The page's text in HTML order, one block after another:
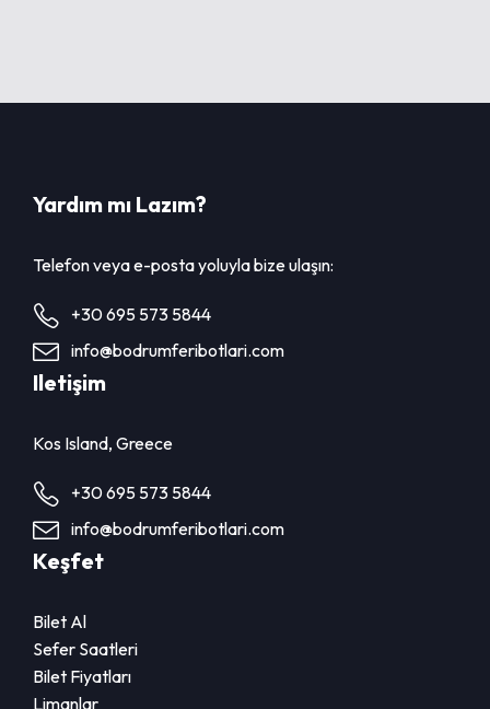
Yardım mı Lazım?
Telefon veya e-posta yoluyla bize ulaşın:
+30 695 573 5844
info@bodrumferibotlari.com
Iletişim
Kos Island, Greece
+30 695 573 5844
info@bodrumferibotlari.com
Keşfet
Bilet Al
Sefer Saatleri
Bilet Fiyatları
Limanlar